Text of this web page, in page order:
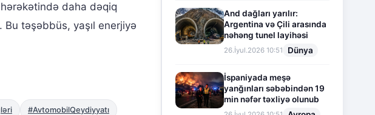
daha dəqiq
təşəbbüs, yaşıl enerjiyə
#AvtomobilQeydiyyatı
And dağları yarılır:
Argentina və Çili arasında
nəhəng tunel layihəsi
26.İyul.2026 10:51 Dünya
İspaniyada meşə
yanğınları səbəbindən 19
min nəfər təxliyə olunub